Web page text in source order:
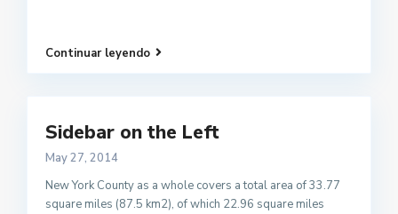
Continuar leyendo
Sidebar on the Left
May 27, 2014
New York County as a whole covers a total area of 33.77
square miles (87.5 km2), of which 22.96 square miles